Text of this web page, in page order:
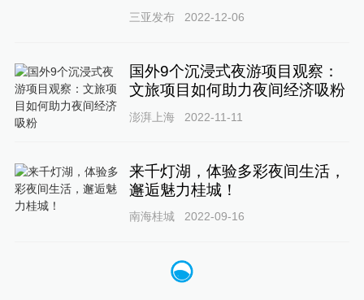
三亚发布 2022-12-06
国外9个沉浸式夜游项目观察：
文旅项目如何助力夜间经济吸粉
澎湃上海 2022-11-11
来千灯湖，体验多彩夜间生活，
邂逅魅力桂城！
南海桂城 2022-09-16